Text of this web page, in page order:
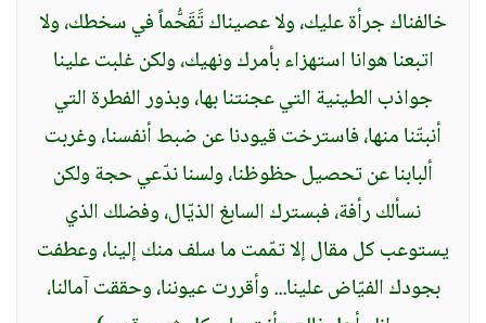
خالفناك جرأة عليك، ولا عصيناك تََقَحُّماً في سخطك، ولا
اتبعنا هوانا استهزاء بأمرك ونهيك، ولكن غلبت علينا
جواذب الطينية التي عجنتنا بها، وبذور الفطرة التي
أنبتّنا منها، فاسترخت قيودنا عن ضبط أنفسنا، وغربت
ألبابنا عن تحصيل حظوظنا، ولسنا ندّعي حجة ولكن
نسألك رأفة، فبسترك السابغ الذيّال، وفضلك الذي
يستوعب كل مقال إلا تمّمت ما سلف منك إلينا، وعطفت
بجودك الفيّاض علينا... وأقررت عيوننا، وحققت آمالنا،